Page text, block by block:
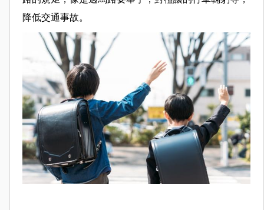
降低交通事故。